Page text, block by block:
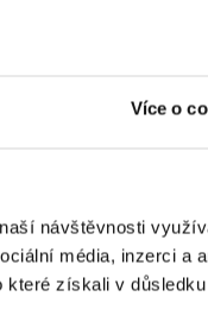
Více o
návštěvnosti
média, inzerci a
získali v